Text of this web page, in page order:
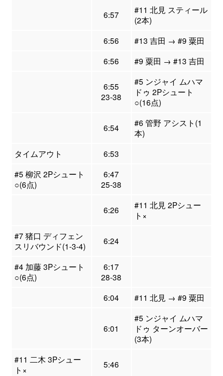
6:57
#11 北見 スティール
(2本)
6:56
#13 吉田 → #9 粟田
6:56
#9 粟田 → #13 吉田
6:55
23-38
#5 ンジャイ ムハマ
ドゥ 2Pシュート
○(16点)
6:54
#6 管野 アシスト(1
本)
タイムアウト
6:53
#5 柳沢 2Pシュート
○(6点)
6:47
25-38
6:26
#11 北見 2Pシュー
ト×
#7 猪口 ディフェン
スリバウンド(1-3-4)
6:24
#4 加藤 3Pシュート
○(6点)
6:17
28-38
6:04
#11 北見 → #9 粟田
6:01
#5 ンジャイ ムハマ
ドゥ ターンオーバー
(3本)
#11 二木 3Pシュー
ト×
5:46